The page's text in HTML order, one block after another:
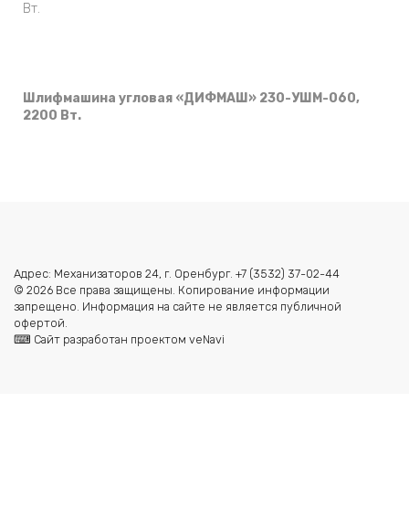
Шлифмашина угловая «ДИФМАШ» 230-УШМ-060,
2200 Вт.
Адрес: Механизаторов 24, г. Оренбург. +7 (3532) 37-02-44
© 2026 Все права защищены. Копирование информации
запрещено. Информация на сайте не является публичной
офертой.
⌨ Сайт разработан проектом veNavi